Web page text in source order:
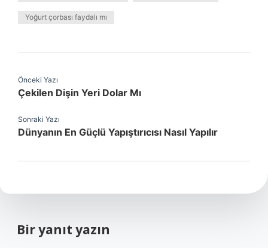
Yoğurt çorbası faydalı mı
Önceki Yazı
Çekilen Dişin Yeri Dolar Mı
Sonraki Yazı
Dünyanın En Güçlü Yapıştırıcısı Nasıl Yapılır
Bir yanıt yazın